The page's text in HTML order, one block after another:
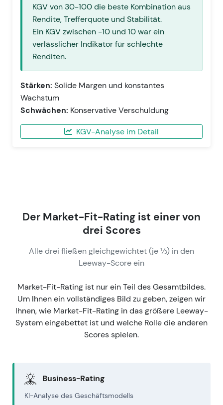
KGV von 30-100 die beste Kombination aus
Rendite, Trefferquote und Stabilität.
Ein KGV zwischen -10 und 10 war ein
verlässlicher Indikator für schlechte
Renditen.
Stärken: Solide Margen und konstantes
Wachstum
Schwächen: Konservative Verschuldung
KGV-Analyse im Detail
Der Market-Fit-Rating ist einer von
drei Scores
Alle drei fließen gleichgewichtet (je ⅓) in den
Leeway-Score ein
Market-Fit-Rating ist nur ein Teil des Gesamtbildes.
Um Ihnen ein vollständiges Bild zu geben, zeigen wir
Ihnen, wie Market-Fit-Rating in das größere Leeway-
System eingebettet ist und welche Rolle die anderen
Scores spielen.
Business-Rating
KI-Analyse des Geschäftsmodells